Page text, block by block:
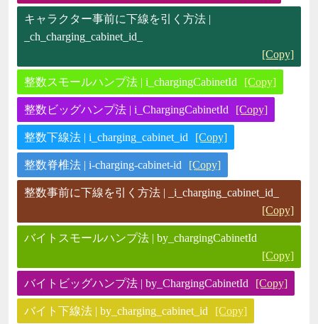
キャラクター事前に下線を引く方法 |
_ch_charging_cabinet_id_
[Copy]
整数スモールハンプ法 | i_chargingCabinetId [Copy]
整数ビッグハンプ法 | i_ChargingCabinetId [Copy]
整数下線法 | i_charging_cabinet_id [Copy]
整数脊椎法 | i-charging-cabinet-id [Copy]
整数事前に下線を引く方法 | _i_charging_cabinet_id_
[Copy]
バイトスモールハンプ法 | by_chargingCabinetId
[Copy]
バイトビッグハンプ法 | by_ChargingCabinetId [Copy]
バイト下線法 | by_charging_cabinet_id [Copy]